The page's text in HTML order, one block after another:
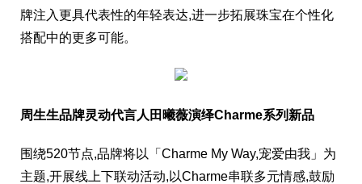
牌注入更具代表性的年轻表达,进一步拓展珠宝在个性化
搭配中的更多可能。
周生生品牌灵动代言人田曦薇演绎Charme系列新品
围绕520节点,品牌将以「Charme My Way,宠爱由我」为
主题,开展线上下联动活动,以Charme串联多元情感,鼓励